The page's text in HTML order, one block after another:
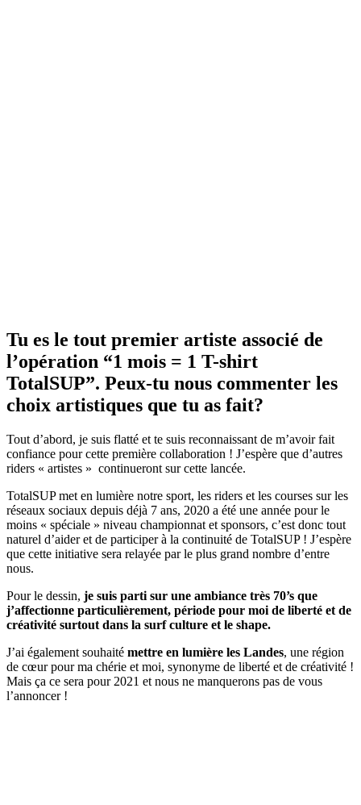
Tu es le tout premier artiste associé de
l’opération “1 mois = 1 T-shirt
TotalSUP”. Peux-tu nous commenter les
choix artistiques que tu as fait?
Tout d’abord, je suis flatté et te suis reconnaissant de m’avoir fait
confiance pour cette première collaboration ! J’espère que d’autres
riders « artistes » continueront sur cette lancée.
TotalSUP met en lumière notre sport, les riders et les courses sur les
réseaux sociaux depuis déjà 7 ans, 2020 a été une année pour le
moins « spéciale » niveau championnat et sponsors, c’est donc tout
naturel d’aider et de participer à la continuité de TotalSUP ! J’espère
que cette initiative sera relayée par le plus grand nombre d’entre
nous.
Pour le dessin, je suis parti sur une ambiance très 70’s que
j’affectionne particulièrement, période pour moi de liberté et de
créativité surtout dans la surf culture et le shape.
J’ai également souhaité mettre en lumière les Landes, une région
de cœur pour ma chérie et moi, synonyme de liberté et de créativité !
Mais ça ce sera pour 2021 et nous ne manquerons pas de vous
l’annoncer !